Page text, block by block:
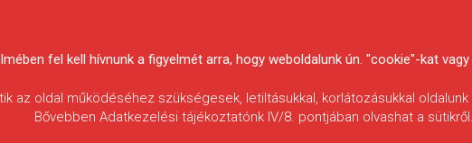
fel kell hívnunk a figyelmét arra, hogy weboldalunk ún. "cookie"-kat
az oldal működéséhez szükségesek, letiltásukkal, korlátozásukkal
Bővebben Adatkezelési tájékoztatónk IV/8. pontjában olvashat a sütikről.